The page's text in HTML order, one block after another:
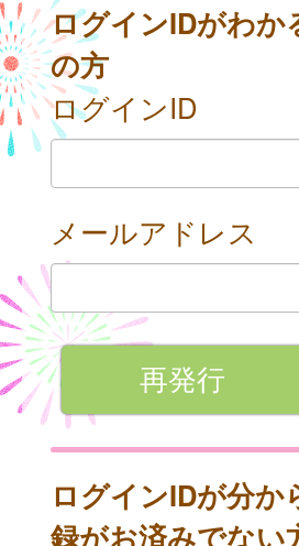
ログインIDがわか
の方
ログインID
メールアドレス
ログインIDが分
録がお済みでない